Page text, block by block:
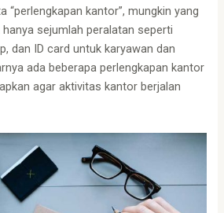
“perlengkapan kantor”, mungkin yang
sejumlah peralatan seperti
dan ID card untuk karyawan dan
ada beberapa perlengkapan kantor
agar aktivitas kantor berjalan